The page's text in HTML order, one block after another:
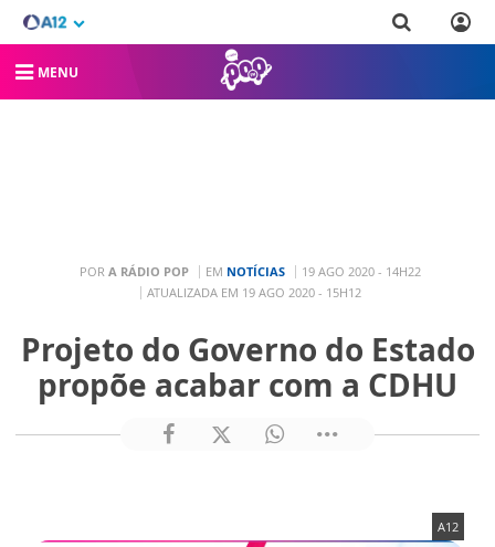
MENU
POR A RÁDIO POP EM NOTÍCIAS
19 AGO 2020 - 14H22
ATUALIZADA EM 19 AGO 2020 - 15H12
Projeto do Governo do Estado
propõe acabar com a CDHU
A12